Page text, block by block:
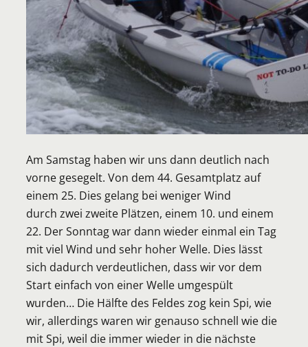
Am Samstag haben wir uns dann deutlich nach
vorne gesegelt. Von dem 44. Gesamtplatz auf
einem 25. Dies gelang bei weniger Wind
durch zwei zweite Plätzen, einem 10. und einem
22. Der Sonntag war dann wieder einmal ein Tag
mit viel Wind und sehr hoher Welle. Dies lässt
sich dadurch verdeutlichen, dass wir vor dem
Start einfach von einer Welle umgespült
wurden… Die Hälfte des Feldes zog kein Spi, wie
wir, allerdings waren wir genauso schnell wie die
mit Spi, weil die immer wieder in die nächste